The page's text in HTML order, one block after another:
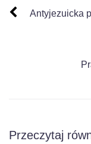
Antyjezuicka
Przeczytaj